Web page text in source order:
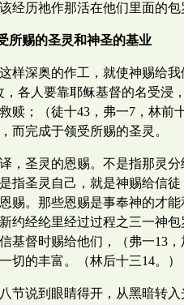
经历祂作那活在他们里面的包
所赐的圣灵和神圣的基业
样深奥的作工，就使神赐给
，各人要靠耶稣基督的名受浸
赎；（徒十43，弗一7，林前
而完成于领受所赐的圣灵。
，圣灵的恩赐。不是指那灵
指圣灵自己，就是神赐给信
赐。那些恩赐是事奉神的才
约经纶里经过过程之三一神
基督时赐给他们，（弗一13
切的丰富。（林后十三14。）
节说到眼睛得开，从黑暗转